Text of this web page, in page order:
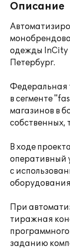
Описание
одежды InCity
Петербург.
Федеральная
в сегменте
магазинов в
собственных,
В ходе
оперативный
с
При
тиражная
заданию